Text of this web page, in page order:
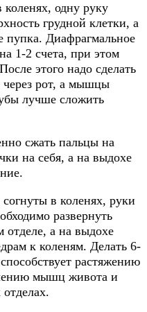
коленях, одну руку
грудной клетки, а
Диафрагмальное
1-2 счета, при этом
этого надо сделать
рот, а мышцы
лучше сложить
сжать пальцы на
на себя, а на выдохе
в коленях, руки
развернуть
отделе, а на выдохе
к коленям. Делать 6-
растяжению
мышц живота и